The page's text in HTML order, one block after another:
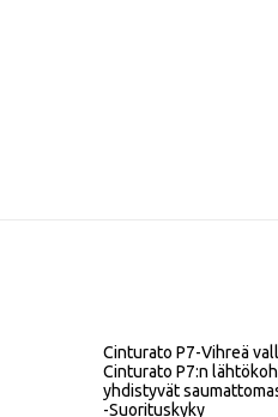
Cinturato P7-Vihreä
Cinturato P7:n
yhdistyvät
-Suorituskyky